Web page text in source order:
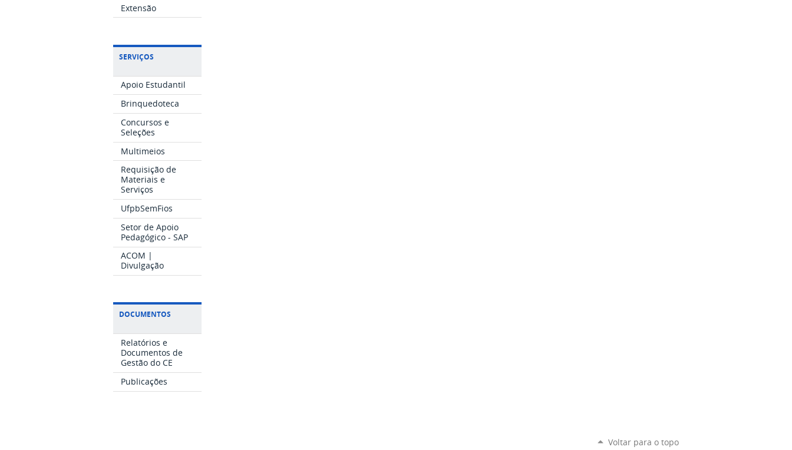
Extensão
SERVIÇOS
Apoio Estudantil
Brinquedoteca
Concursos e
Seleções
Multimeios
Requisição de
Materiais e
Serviços
UfpbSemFios
Setor de Apoio
Pedagógico - SAP
ACOM |
Divulgação
DOCUMENTOS
Relatórios e
Documentos de
Gestão do CE
Publicações
Voltar para o topo